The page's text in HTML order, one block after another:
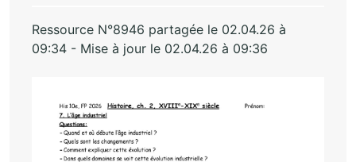
Ressource N°8946 partagée le 02.04.26 à
09:34 - Mise à jour le 02.04.26 à 09:36